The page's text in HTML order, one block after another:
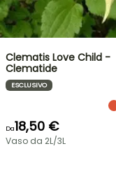
Clematis Love Child -
Clematide
ESCLUSIVO
Da18,50 €
Vaso da 2L/3L